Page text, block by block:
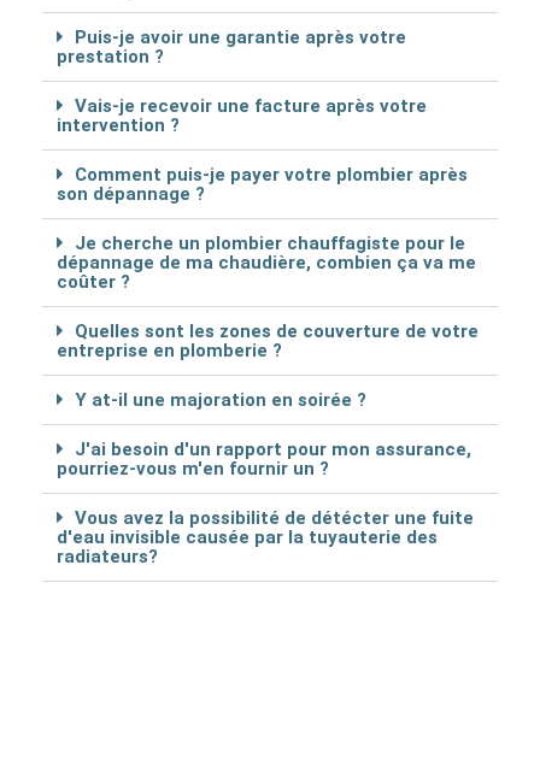
Puis-je avoir une garantie après votre
prestation ?
Vais-je recevoir une facture après votre
intervention ?
Comment puis-je payer votre plombier après
son dépannage ?
Je cherche un plombier chauffagiste pour le
dépannage de ma chaudière, combien ça va me
coûter ?
Quelles sont les zones de couverture de votre
entreprise en plomberie ?
Y at-il une majoration en soirée ?
J'ai besoin d'un rapport pour mon assurance,
pourriez-vous m'en fournir un ?
Vous avez la possibilité de détécter une fuite
d'eau invisible causée par la tuyauterie des
radiateurs?